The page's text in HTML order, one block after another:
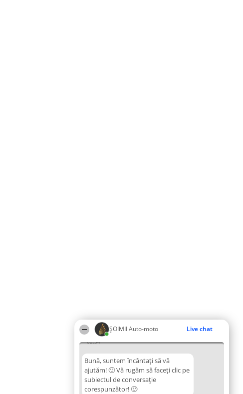
ȘOIMII Auto-moto Live chat
02:34
Bună, suntem încântați să vă
ajutăm! 🙂 Vă rugăm să faceți clic pe
subiectul de conversație
corespunzător! 🙂